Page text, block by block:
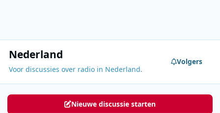
Nederland
Voor discussies over radio in Nederland.
Volgers
Nieuwe discussie starten